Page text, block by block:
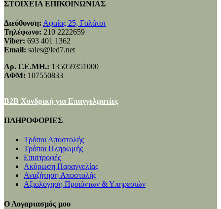
ΣΤΟΙΧΕΙΑ ΕΠΙΚΟΙΝΩΝΙΑΣ
Διεύθυνση: Αφαίας 25, Γαλάτσι
Τηλέφωνο: 210 2222659
Viber: 693 401 1362
Email: sales@led7.net
Αρ. Γ.Ε.ΜΗ.: 135059351000
ΑΦΜ: 107550833
B2B Χονδρική για Επαγγελματίες
ΠΛΗΡΟΦΟΡΙΕΣ
Τρόποι Αποστολής
Τρόποι Πληρωμής
Επιστροφές
Ακύρωση Παραγγελίας
Αναζήτηση Αποστολής
Αξιολόγηση Προϊόντων & Υπηρεσιών
Ο Λογαριασμός μου